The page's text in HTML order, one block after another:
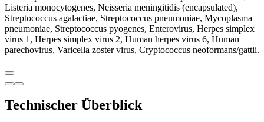
Listeria monocytogenes, Neisseria meningitidis (encapsulated),
Streptococcus agalactiae, Streptococcus pneumoniae, Mycoplasma
pneumoniae, Streptococcus pyogenes, Enterovirus, Herpes simplex
virus 1, Herpes simplex virus 2, Human herpes virus 6, Human
parechovirus, Varicella zoster virus, Cryptococcus neoformans/gattii.
Technischer Überblick